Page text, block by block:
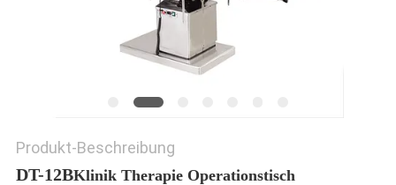
Produkt-Beschreibung
DT-12BKlinik Therapie Operationstisch